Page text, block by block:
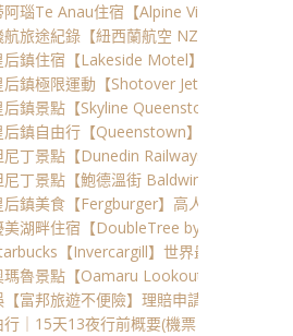
瑙Te Anau住宿【Alpine View Motel】
旅途紀錄【紐西蘭航空 NZ286 /
鎮住宿【Lakeside Motel】近皇后鎮市
鎮極限運動【Shotover Jet】高速噴射
鎮景點【Skyline Queenstown】俯瞰
鎮自由行【Queenstown】在冬季～相
丁景點【Dunedin Railways】與時光相
丁景點【鮑德溫街 Baldwin Street】全
鎮美食【Fergburger】高人氣必吃漢堡
美湖畔住宿【DoubleTree by Hilton
【Invercargill】世界最南端的星巴
瑪魯景點【Oamaru Lookout Point】美
富邦旅遊不便險】理賠申請心得與檢附
｜15天13夜行前概要(機票、租車、住